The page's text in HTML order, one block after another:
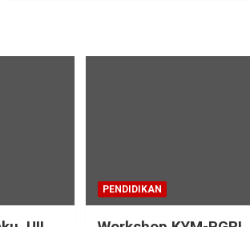
PENDIDIKAN